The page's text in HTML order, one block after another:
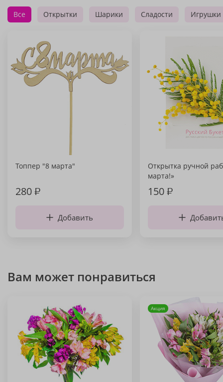
Все Открытки Шарики Сладости Игрушки
Топпер "8 марта"
280₽
Добавить
Открытка ручной
марта!»
150₽
Вам может понравиться
Акция